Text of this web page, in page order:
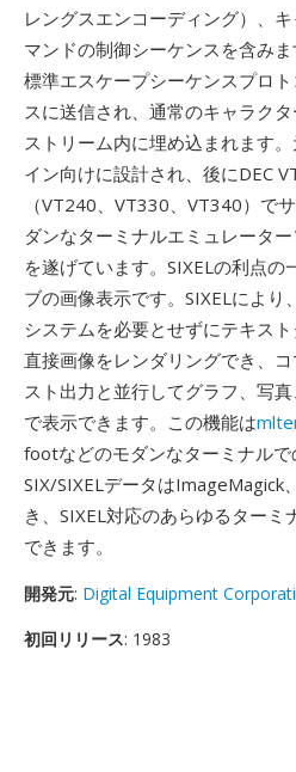
レングスエンコーディング）、
マンドの制御シーケンスを含み
標準エスケープシーケンスプロ
スに送信され、通常のキャラク
ストリーム内に埋め込まれます
イン向けに設計され、後にDEC
（VT240、VT330、VT340）で
ダンなターミナルエミュレータ
を遂げています。SIXELの利点の
ブの画像表示です。SIXELにより
システムを必要とせずにテキス
直接画像をレンダリングでき、
スト出力と並行してグラフ、写
で表示できます。この機能は
footなどのモダンなターミナルで
SIX/SIXELデータはImageMagick
き、SIXEL対応のあらゆるター
できます。
開発元: Digital Equipment
初回リリース: 1983